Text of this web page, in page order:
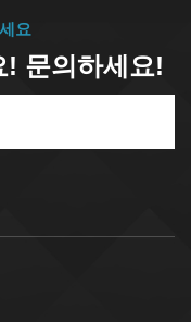
요
! 문의하세요!